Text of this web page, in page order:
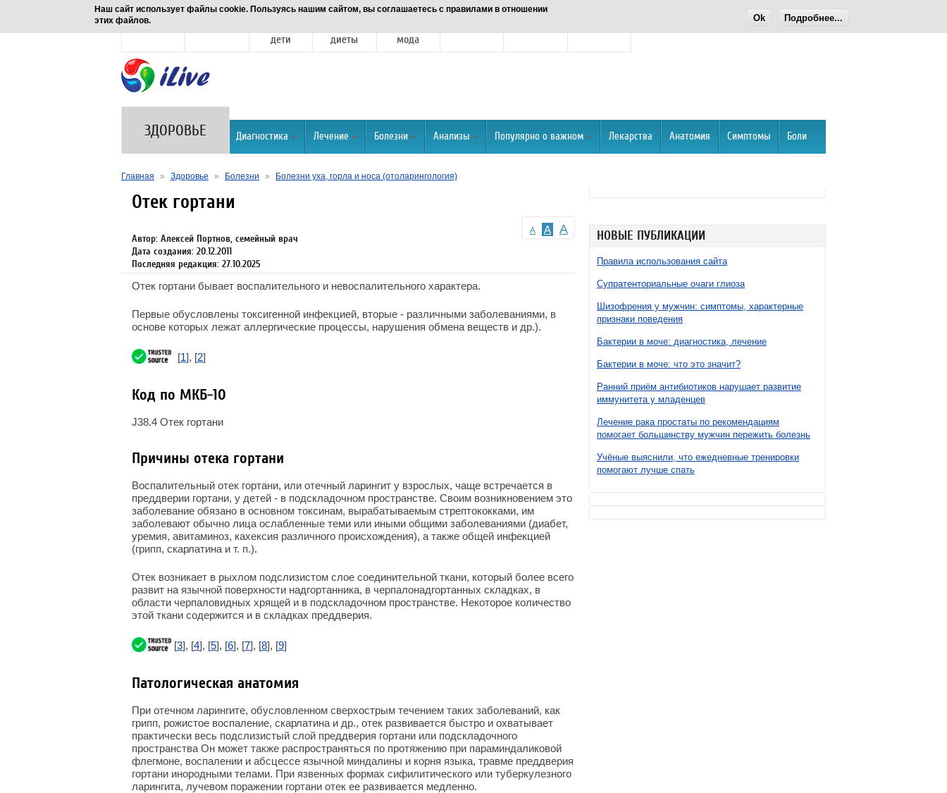
Наш сайт использует файлы cookie. Пользуясь нашим сайтом, вы соглашаетесь с правилами в отношении
этих файлов.
Ok Подробнее...
Новости
дети
диеты
мода
ЗДОРОВЬЕ Диагностика Лечение Болезни Анализы Популярно о важном Лекарства Анатомия Симптомы Боли
Главная » Здоровье » Болезни » Болезни уха, горла и носа (отоларингология)
НОВЫЕ ПУБЛИКАЦИИ
Правила использования сайта
Супратенториальные очаги глиоза
Шизофрения у мужчин: симптомы, характерные
признаки поведения
Бактерии в моче: диагностика, лечение
Бактерии в моче: что это значит?
Ранний приём антибиотиков нарушает развитие
иммунитета у младенцев
Лечение рака простаты по рекомендациям
помогает большинству мужчин пережить болезнь
Учёные выяснили, что ежедневные тренировки
помогают лучше спать
A A A
Отек гортани
Автор: Алексей Портнов, семейный врач
Дата создания: 20.12.2011
Последняя редакция: 27.10.2025
Отек гортани бывает воспалительного и невоспалительного характера.
Первые обусловлены токсигенной инфекцией, вторые - различными заболеваниями, в
основе которых лежат аллергические процессы, нарушения обмена веществ и др.).
[1], [2]
Код по МКБ-10
J38.4 Отек гортани
Причины отека гортани
Воспалительный отек гортани, или отечный ларингит у взрослых, чаще встречается в
преддверии гортани, у детей - в подскладочном пространстве. Своим возникновением это
заболевание обязано в основном токсинам, вырабатываемым стрептококками, им
заболевают обычно лица ослабленные теми или иными общими заболеваниями (диабет,
уремия, авитаминоз, кахексия различного происхождения), а также общей инфекцией
(грипп, скарлатина и т. п.).
Отек возникает в рыхлом подслизистом слое соединительной ткани, который более всего
развит на язычной поверхности надгортанника, в черпалонадгортанных складках, в
области черпаловидных хрящей и в подскладочном пространстве. Некоторое количество
этой ткани содержится и в складках преддверия.
[3], [4], [5], [6], [7], [8], [9]
Патологическая анатомия
При отечном ларингите, обусловленном сверхострым течением таких заболеваний, как
грипп, рожистое воспаление, скарлатина и др., отек развивается быстро и охватывает
практически весь подслизистый слой преддверия гортани или подскладочного
пространства Он может также распространяться по протяжению при параминдаликовой
флегмоне, воспалении и абсцессе язычной миндалины и корня языка, травме преддверия
гортани инородными телами. При язвенных формах сифилитического или туберкулезного
ларингита, лучевом поражении гортани отек ее развивается медленно.